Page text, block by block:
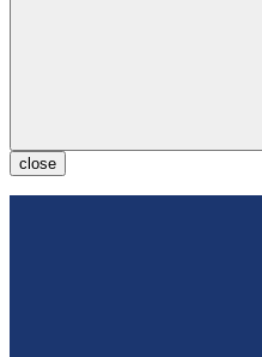
close